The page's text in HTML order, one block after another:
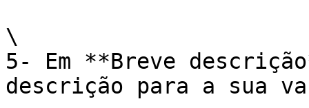
\
5- Em **Breve
descrição para a sua